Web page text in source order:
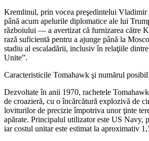
Kremlinul, prin vocea preşedintelui
până acum apelurile diplomatice ale lui
războiului — a avertizat că furnizarea către
rază suficientă pentru a ajunge până la
stadiu al escaladării, inclusiv în relaţiile
Unite”.
Caracteristicile Tomahawk şi numărul
Dezvoltate în anii 1970, rachetele
de croazieră, cu o încărcătură explozivă de
loviturilor de precizie împotriva unor ţinte
apărate. Principalul utilizator este US Navy,
iar costul unitar este estimat la aproximativ